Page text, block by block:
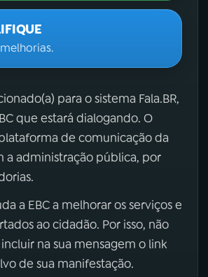
para o sistema Fala.BR,
que estará dialogando. O
de comunicação da
a administração pública, por
a EBC a melhorar os serviços e
ao cidadão. Por isso, não
na sua mensagem o link
de sua manifestação.